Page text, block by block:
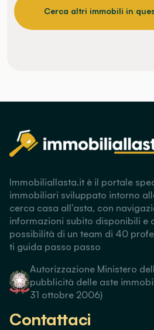
Cerca altri immobili in
Immobiliallasta.it è il portale
immobiliari sviluppato intorno
cerca casa all’asta, con
informazioni subito disponibili e
possibilità di un team di 40
ti guida passo passo
Autorizzazione Ministero
pubblicità delle aste
31 ottobre 2006)
Contattaci